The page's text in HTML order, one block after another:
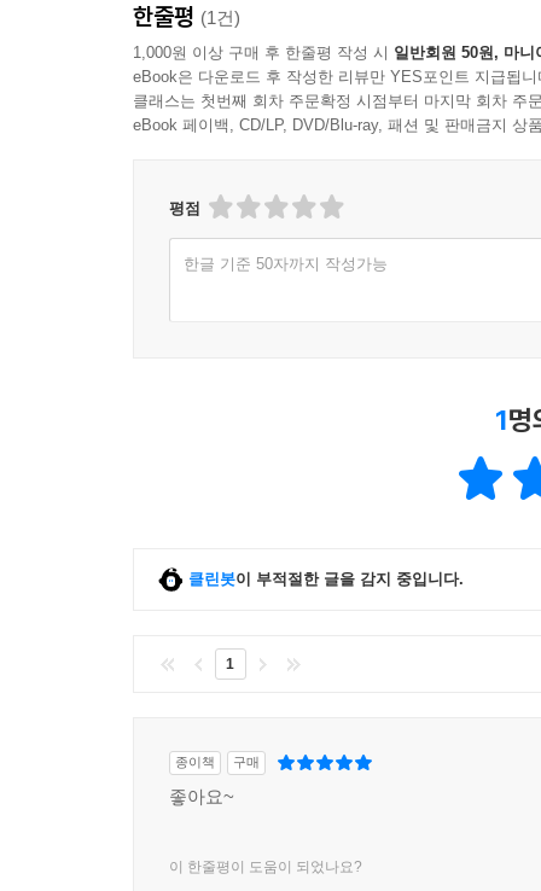
한줄평 (1건)
1,000원 이상 구매 후 한줄평 작성 시 일반회원 50원, 마니
eBook은 다운로드 후 작성한 리뷰만 YES포인트 지급됩니
클래스는 첫번째 회차 주문확정 시점부터 마지막 회차 주
eBook 페이백, CD/LP, DVD/Blu-ray, 패션 및 판매금지 상
평점
한글 기준 50자까지 작성가능
1명
클린봇이 부적절한 글을 감지 중입니다.
1
종이책 구매
좋아요~
이 한줄평이 도움이 되었나요?